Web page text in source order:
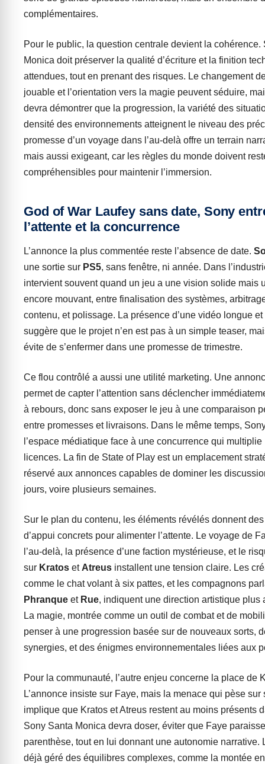
complémentaires.
Pour le public, la question centrale devient la cohérence.
Monica doit préserver la qualité d’écriture et la finition
attendues, tout en prenant des risques. Le changement
jouable et l’orientation vers la magie peuvent séduire,
devra démontrer que la progression, la variété des
densité des environnements atteignent le niveau des
promesse d’un voyage dans l’au-delà offre un terrain
mais aussi exigeant, car les règles du monde doivent
compréhensibles pour maintenir l’immersion.
God of War Laufey sans date, Sony
l’attente et la concurrence
L’annonce la plus commentée reste l’absence de date.
une sortie sur PS5, sans fenêtre, ni année. Dans
intervient souvent quand un jeu a une vision solide mais
encore mouvant, entre finalisation des systèmes,
contenu, et polissage. La présence d’une vidéo longue et
suggère que le projet n’en est pas à un simple teaser,
évite de s’enfermer dans une promesse de trimestre.
Ce flou contrôlé a aussi une utilité marketing. Une
permet de capter l’attention sans déclencher
à rebours, donc sans exposer le jeu à une comparaison
entre promesses et livraisons. Dans le même temps,
l’espace médiatique face à une concurrence qui
licences. La fin de State of Play est un emplacement
réservé aux annonces capables de dominer les
jours, voire plusieurs semaines.
Sur le plan du contenu, les éléments révélés donnent
d’appui concrets pour alimenter l’attente. Le voyage de
l’au-delà, la présence d’une faction mystérieuse, et le
sur Kratos et Atreus installent une tension claire. Les
comme le chat volant à six pattes, et les compagnons
Phranque et Rue, indiquent une direction artistique plus
La magie, montrée comme un outil de combat et de
penser à une progression basée sur de nouveaux sorts,
synergies, et des énigmes environnementales liées aux
Pour la communauté, l’autre enjeu concerne la place de
L’annonce insiste sur Faye, mais la menace qui pèse sur
implique que Kratos et Atreus restent au moins présents
Sony Santa Monica devra doser, éviter que Faye
parenthèse, tout en lui donnant une autonomie narrative.
déjà géré des équilibres complexes, comme la montée